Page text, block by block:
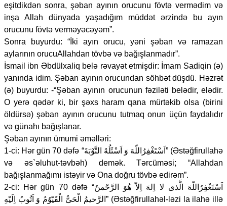
eşitdikdən sonra, şəban ayının orucunu fövtə vermədim və
inşa Allah dünyada yaşadığım müddət ərzində bu ayın
orucunu fövtə verməyəcəyəm”.
Sonra buyurdu: “İki ayın orucu, yəni şəban və ramazan
aylarının orucuAllahdan tövbə və bağışlanmadır”.
İsmail ibn Əbdülxaliq belə rəvayət etmişdir: İmam Sadiqin (ə)
yanında idim. Şəban ayının orucundan söhbət düşdü. Həzrət
(ə) buyurdu: -“Şəban ayının orucunun fəziləti belədir, elədir.
O yerə qədər ki, bir şəxs haram qana mürtəkib olsa (birini
öldürsə) şəban ayının orucunu tutmaq onun üçün faydalıdır
və günahı bağışlanar.
Şəban ayının ümumi əməlləri:
1-ci: Hər gün 70 dəfə “اَسْتَغْفِرُاللّهَ وَ اَسْئَلُهُ التَّوْبَةَ” (Əstəğfirullahə
və əs`əluhut-təvbəh) demək. Tərcüməsi; “Allahdan
bağışlanmağımı istəyir və Ona doğru tövbə edirəm”.
2-ci: Hər gün 70 dəfə “اَسْتَغْفِرُاللّهَ الَّذى لا اِلهَ اِلاّ هُوَ الرَّحْمنُ
الرَّحيمُ الْحَىُّ الْقَيّوُمُ وَ اَتُوبُ اِلَيْهِ” (Əstəğfirullahəl-ləzi la ilahə illə